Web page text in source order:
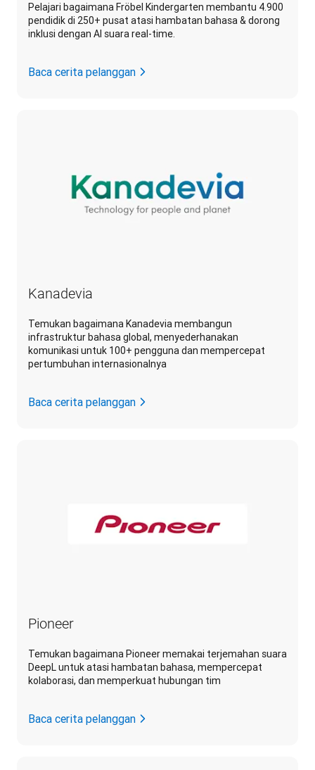
Pelajari bagaimana Fröbel Kindergarten membantu 4.900
pendidik di 250+ pusat atasi hambatan bahasa & dorong
inklusi dengan AI suara real-time.
Baca cerita pelanggan
Kanadevia
Temukan bagaimana Kanadevia membangun
infrastruktur bahasa global, menyederhanakan
komunikasi untuk 100+ pengguna dan mempercepat
pertumbuhan internasionalnya
Baca cerita pelanggan
Pioneer
Temukan bagaimana Pioneer memakai terjemahan suara
DeepL untuk atasi hambatan bahasa, mempercepat
kolaborasi, dan memperkuat hubungan tim
Baca cerita pelanggan